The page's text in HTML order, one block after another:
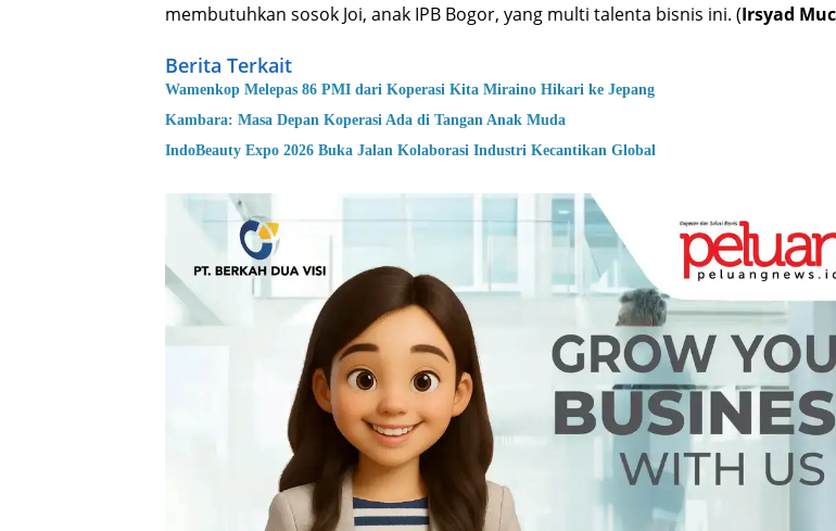
membutuhkan sosok Joi, anak IPB Bogor, yang multi talenta bisnis ini. (Irsyad
Berita Terkait
Wamenkop Melepas 86 PMI dari Koperasi Kita Miraino Hikari ke Jepang
Kambara: Masa Depan Koperasi Ada di Tangan Anak Muda
IndoBeauty Expo 2026 Buka Jalan Kolaborasi Industri Kecantikan Global